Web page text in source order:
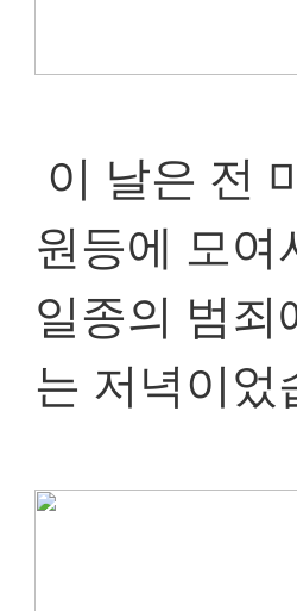
이 날은 전
원등에 모여
일종의 범죄
는 저녁이었